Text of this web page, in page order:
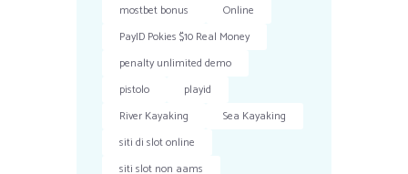
mostbet bonus
Online
PayID Pokies $10 Real Money
penalty unlimited demo
pistolo
playid
River Kayaking
Sea Kayaking
siti di slot online
siti slot non aams